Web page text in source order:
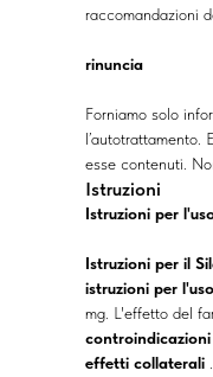
raccomandazioni
rinuncia
Forniamo solo
esse contenuti.
Istruzioni
Istruzioni per
Istruzioni per il
istruzioni per l'uso
mg. L'effetto del
controindicazioni
effetti collaterali